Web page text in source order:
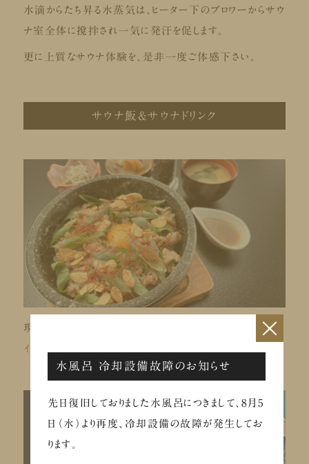
水滴からたち昇る水蒸気は、ヒーター下のブロワーからサウ
ナ室全体に撹拌され一気に発汗を促します。
更に上質なサウナ体験を、是非一度ご体感下さい。
サウナ飯&サウナドリンク
現在、旬菜旬魚 海廊にて、サウナ飯
「石焼きガーリックラ
イス＆たっぷり牛肉」
×
水風呂 冷却設備故障のお知らせ
先日復旧しておりました水風呂につきまして、8月5
日（水）より再度、冷却設備の故障が発生してお
ります。